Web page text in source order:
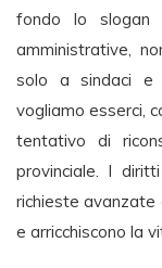
fondo lo slogan
amministrative,
solo a sindaci e
vogliamo esserci,
tentativo di
provinciale. I
richieste avanzate
e arricchiscono la